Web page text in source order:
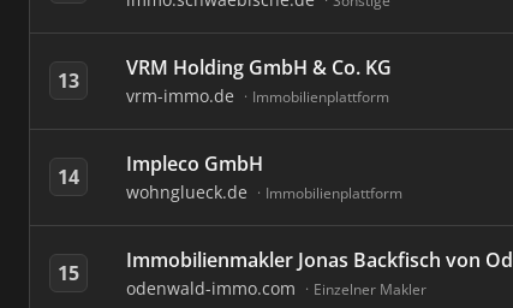
13 VRM Holding GmbH & Co. KG
vrm-immo.de Immobilienplattform
14 Impleco GmbH
wohnglueck.de Immobilienplattform
15 Immobilienmakler Jonas Backfisch von
odenwald-immo.com Einzelner Makler